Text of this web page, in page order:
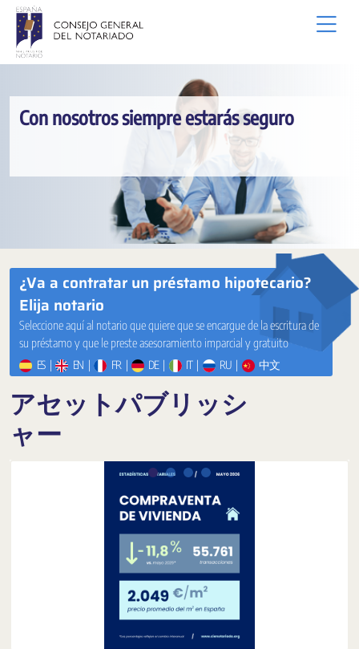
メインコンテンツにスキップ
Con nosotros siempre estarás seguro
¿Va a contratar un préstamo hipotecario?
Elija notario
Seleccione aquí al notario que quiere que se encargue de la escritura de
su préstamo y que le preste asesoramiento imparcial y gratuito
ES | EN | FR | DE | IT | RU | 中文
アセットパブリッシ
ャー